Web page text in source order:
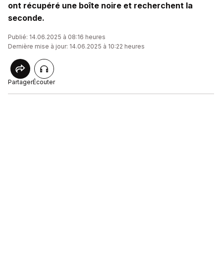
ont récupéré une boîte noire et recherchent la
seconde.
Publié: 14.06.2025 à 08:16 heures
Dernière mise à jour: 14.06.2025 à 10:22 heures
PartagerÉcouter